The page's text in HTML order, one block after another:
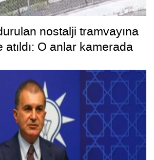
nostalji tramvayına
atıldı: O anlar kamerada